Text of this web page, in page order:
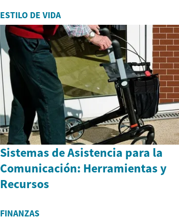
ESTILO DE VIDA
Sistemas de Asistencia para la
Comunicación: Herramientas y
Recursos
FINANZAS